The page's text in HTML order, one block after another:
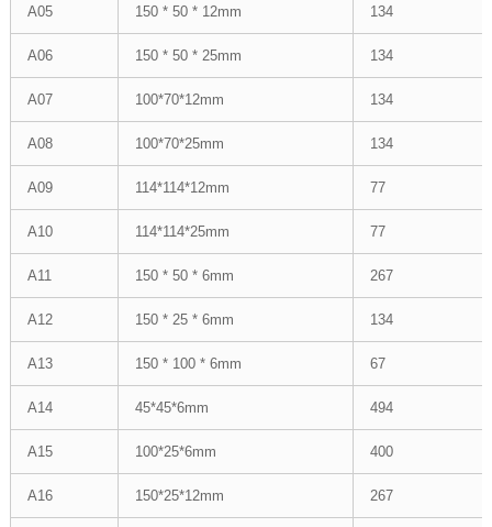
A05 150 * 50 * 12mm 134
A06 150 * 50 * 25mm 134
A07 100*70*12mm 134
A08 100*70*25mm 134
A09 114*114*12mm 77
A10 114*114*25mm 77
A11 150 * 50 * 6mm 267
A12 150 * 25 * 6mm 134
A13 150 * 100 * 6mm 67
A14 45*45*6mm 494
A15 100*25*6mm 400
A16 150*25*12mm 267